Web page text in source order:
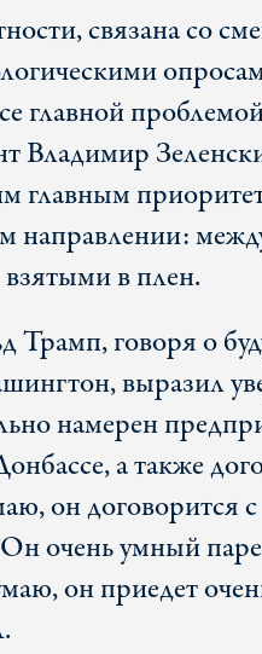
связана со
главной
Владимир
главным
направлении:
в плен.
говоря о
выразил
намерен
а также
он договорится с
очень умный
он приедет